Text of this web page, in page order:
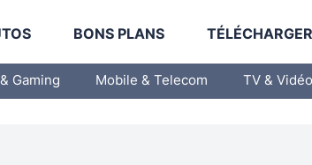
BONS PLANS
Gaming Mobile & Telecom TV & Vidéo